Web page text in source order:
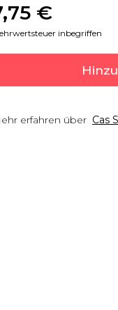
€
inbegriffen
erfahren über Cas